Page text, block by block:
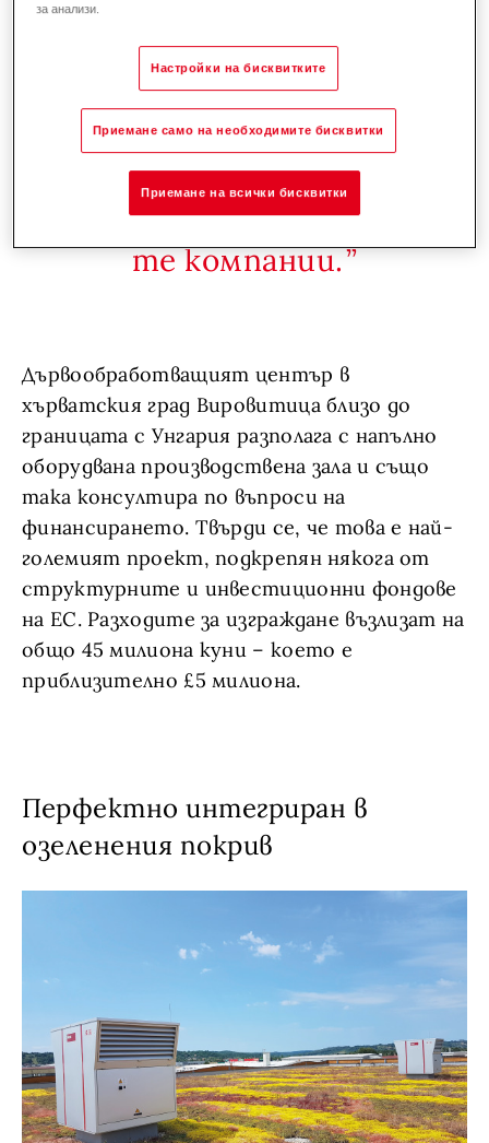
Ние свързваме научния,
обществения и частния
сектор и служим като
център за иновации и
развитие на
дървопреработвателни
те компании.
Дървообработващият център в
хърватския град Вировитица близо до
границата с Унгария разполага с напълно
оборудвана производствена зала и също
така консултира по въпроси на
финансирането. Твърди се, че това е най-
големият проект, подкрепян някога от
структурните и инвестиционни фондове
на ЕС. Разходите за изграждане възлизат на
общо 45 милиона куни – което е
приблизително £5 милиона.
Перфектно интегриран в
озеленения покрив
за анализи.
Настройки на бисквитките
Приемане само на необходимите бисквитки
Приемане на всички бисквитки